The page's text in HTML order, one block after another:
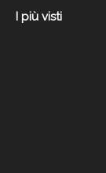
I più visti